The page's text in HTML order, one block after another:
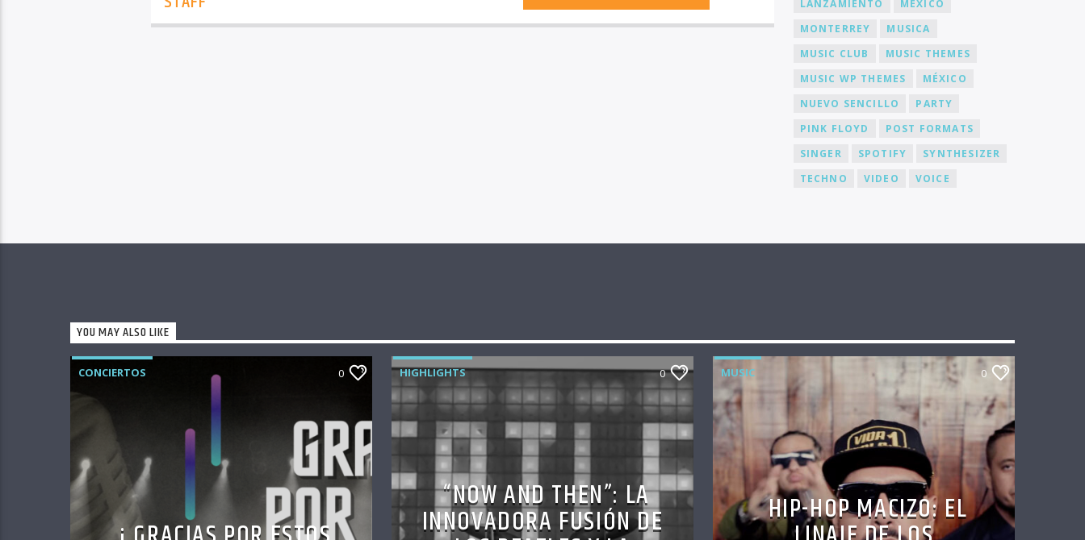
LANZAMIENTO
MEXICO
MONTERREY
MUSICA
MUSIC CLUB
MUSIC THEMES
MUSIC WP THEMES
MÉXICO
NUEVO SENCILLO
PARTY
PINK FLOYD
POST FORMATS
SINGER
SPOTIFY
SYNTHESIZER
TECHNO
VIDEO VOICE
YOU MAY ALSO LIKE
CONCIERTOS 0 HIGHLIGHTS 0
“NOW AND THEN”: LA
INNOVADORA FUSIÓN DE
MUSIC 0
HIP-HOP MACIZO: EL